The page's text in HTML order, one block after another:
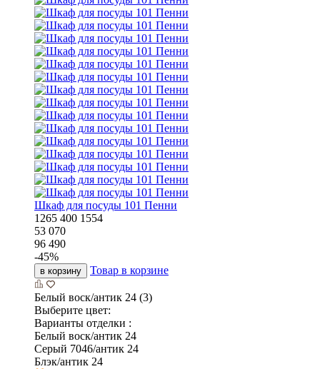
Шкаф для посуды 101 Пенни
1265 400 1554
53 070
96 490
-45%
в корзину Товар в корзине
Белый воск/антик 24 (3)
Выберите цвет:
Варианты отделки :
Белый воск/антик 24
Серый 7046/антик 24
Блэк/антик 24